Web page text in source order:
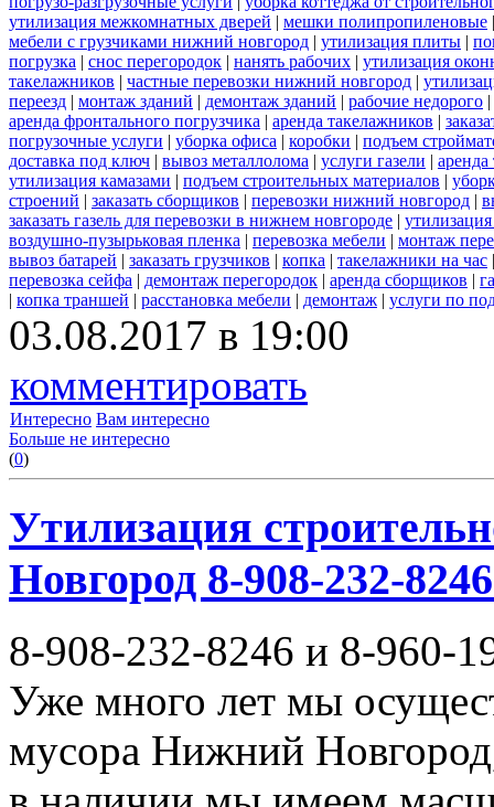
утилизация межкомнатных дверей | мешки полипропиленовые
мебели с грузчиками нижний новгород | утилизация плиты |
погрузка | снос перегородок | нанять рабочих | утилизация
такелажников | частные перевозки нижний новгород |
переезд | монтаж зданий | демонтаж зданий | рабочие недорого |
аренда фронтального погрузчика | аренда такелажников |
погрузочные услуги | уборка офиса | коробки | подъем
доставка под ключ | вывоз металлолома | услуги газели | аренда
утилизация камазами | подъем строительных материалов |
строений | заказать сборщиков | перевозки нижний новгород |
заказать газель для перевозки в нижнем новгороде |
воздушно-пузырьковая пленка | перевозка мебели | монтаж
вывоз батарей | заказать грузчиков | копка | такелажники на час
перевозка сейфа | демонтаж перегородок | аренда сборщиков |
| копка траншей | расстановка мебели | демонтаж | услуги по
03.08.2017 в 19:00
комментировать
Интересно Вам интересно
Больше не интересно
(0)
Утилизация
Новгород 8-908-232-
8-908-232-8246 и 8-960-
Уже много лет мы
мусора Нижний